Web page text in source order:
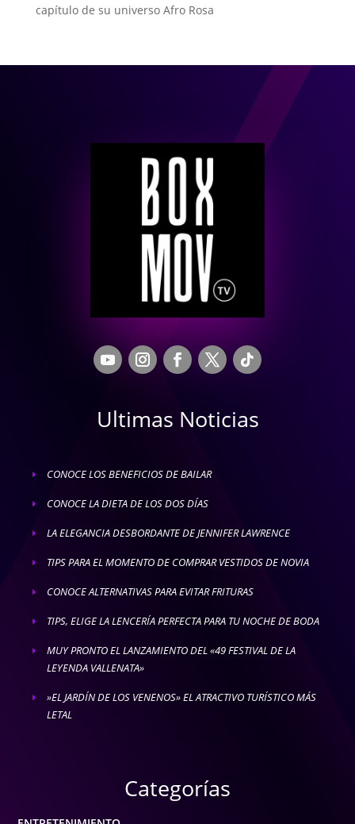
capítulo de su universo Afro Rosa
Ultimas Noticias
E CONOCE LOS BENEFICIOS DE BAILAR
E CONOCE LA DIETA DE LOS DOS DÍAS
E LA ELEGANCIA DESBORDANTE DE JENNIFER LAWRENCE
E TIPS PARA EL MOMENTO DE COMPRAR VESTIDOS DE NOVIA
E CONOCE ALTERNATIVAS PARA EVITAR FRITURAS
E TIPS, ELIGE LA LENCERÍA PERFECTA PARA TU NOCHE DE BODA
E
MUY PRONTO EL LANZAMIENTO DEL «49 FESTIVAL DE LA
LEYENDA VALLENATA»
E
»EL JARDÍN DE LOS VENENOS» EL ATRACTIVO TURÍSTICO MÁS
LETAL
Categorías